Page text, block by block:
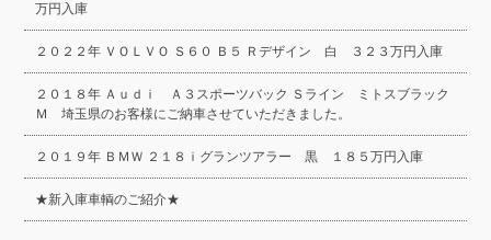
万円入庫
２０２２年 ＶＯＬＶＯ Ｓ６０ Ｂ５ Ｒデザイン 白 ３２３万円入庫
２０１８年 Ａｕｄｉ Ａ３スポーツバック Ｓライン ミトスブラック
Ｍ 埼玉県のお客様にご納車させていただきました。
２０１９年 ＢＭＷ ２１８ｉグランツアラー 黒 １８５万円入庫
★新入庫車輌のご紹介★